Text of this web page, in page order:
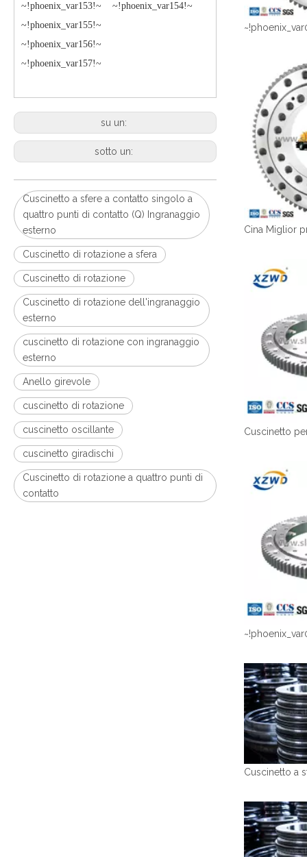
~!phoenix_var153!~ ~!phoenix_var154!~
~!phoenix_var155!~
~!phoenix_var156!~
~!phoenix_var157!~
su un:
sotto un:
Cuscinetto a sfere a contatto singolo a
quattro punti di contatto (Q) Ingranaggio
esterno
Cuscinetto di rotazione a sfera
Cuscinetto di rotazione
Cuscinetto di rotazione dell'ingranaggio
esterno
cuscinetto di rotazione con ingranaggio
esterno
Anello girevole
cuscinetto di rotazione
cuscinetto oscillante
cuscinetto giradischi
Cuscinetto di rotazione a quattro punti di
contatto